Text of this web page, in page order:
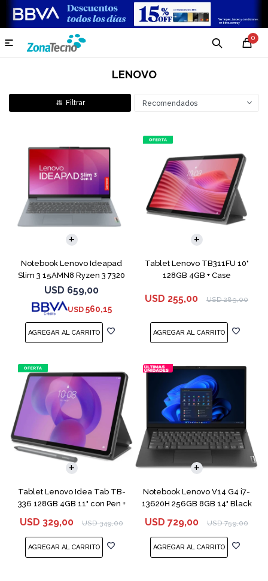
0

LENOVO
Recomendados
Notebook Lenovo Ideapad
Slim 3 15AMN8 Ryzen 3 7320
256GB 8GB
USD 659,00
USD 560,15
Tablet Lenovo TB311FU 10"
128GB 4GB + Case
USD 255,00 USD 289,00
Tablet Lenovo Idea Tab TB-
336 128GB 4GB 11" con Pen +
USD 329,00 USD 349,00
Notebook Lenovo V14 G4 i7-
13620H 256GB 8GB 14" Black
USD 729,00 USD 759,00
COMPARAR